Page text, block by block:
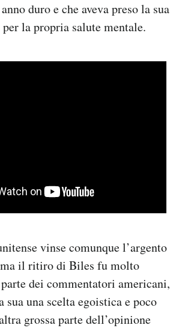
duro e che aveva preso la sua
la propria salute mentale.
vinse comunque l’argento
ma il ritiro di Biles fu molto
dei commentatori americani,
sua una scelta egoistica e poco
grossa parte dell’opinione